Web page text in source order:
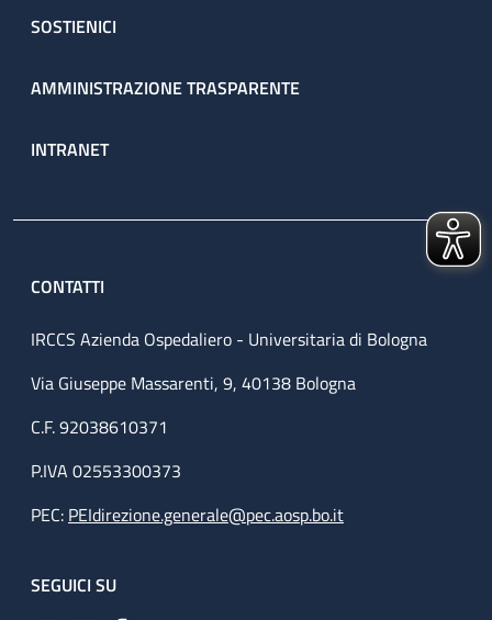
SOSTIENICI
AMMINISTRAZIONE TRASPARENTE
INTRANET
CONTATTI
IRCCS Azienda Ospedaliero - Universitaria di Bologna
Via Giuseppe Massarenti, 9, 40138 Bologna
C.F. 92038610371
P.IVA 02553300373
PEC: PEIdirezione.generale@pec.aosp.bo.it
SEGUICI SU